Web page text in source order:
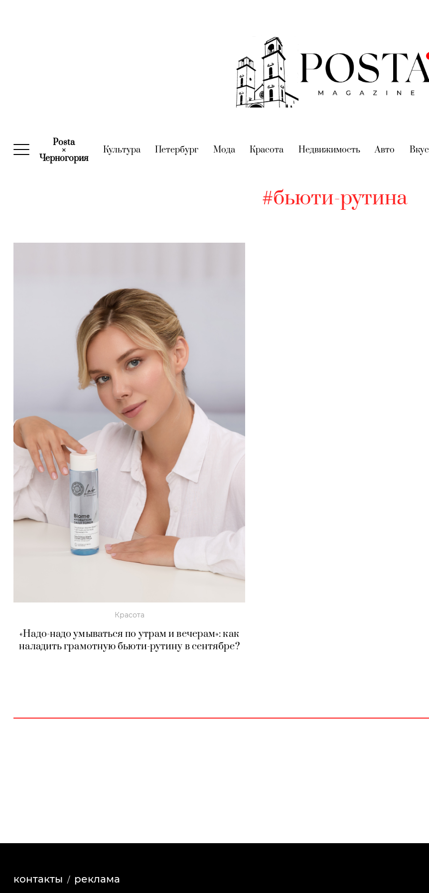
Posta
×
Черногория(current)
Культура(current)
Петербург (current)
Мода(current)
Красота (current)
Недвижимость(current)
Авто (current)
Вкус
#бьюти-рутина
Красота
«Надо-надо умываться по утрам и вечерам»: как
наладить грамотную бьюти-рутину в сентябре?
контакты реклама